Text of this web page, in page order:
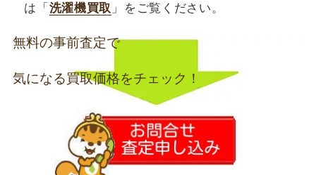
は「 洗濯機買取 」をご覧ください。
無料の事前査定で
気になる買取価格をチェック！